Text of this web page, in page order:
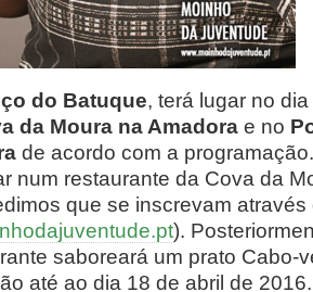
do Batuque, terá lugar no dia
da Moura na Amadora e no
de acordo com a
num restaurante da Cova da
que se inscrevam
).
saboreará um prato Cabo-
até ao dia 18 de abril de 2016.